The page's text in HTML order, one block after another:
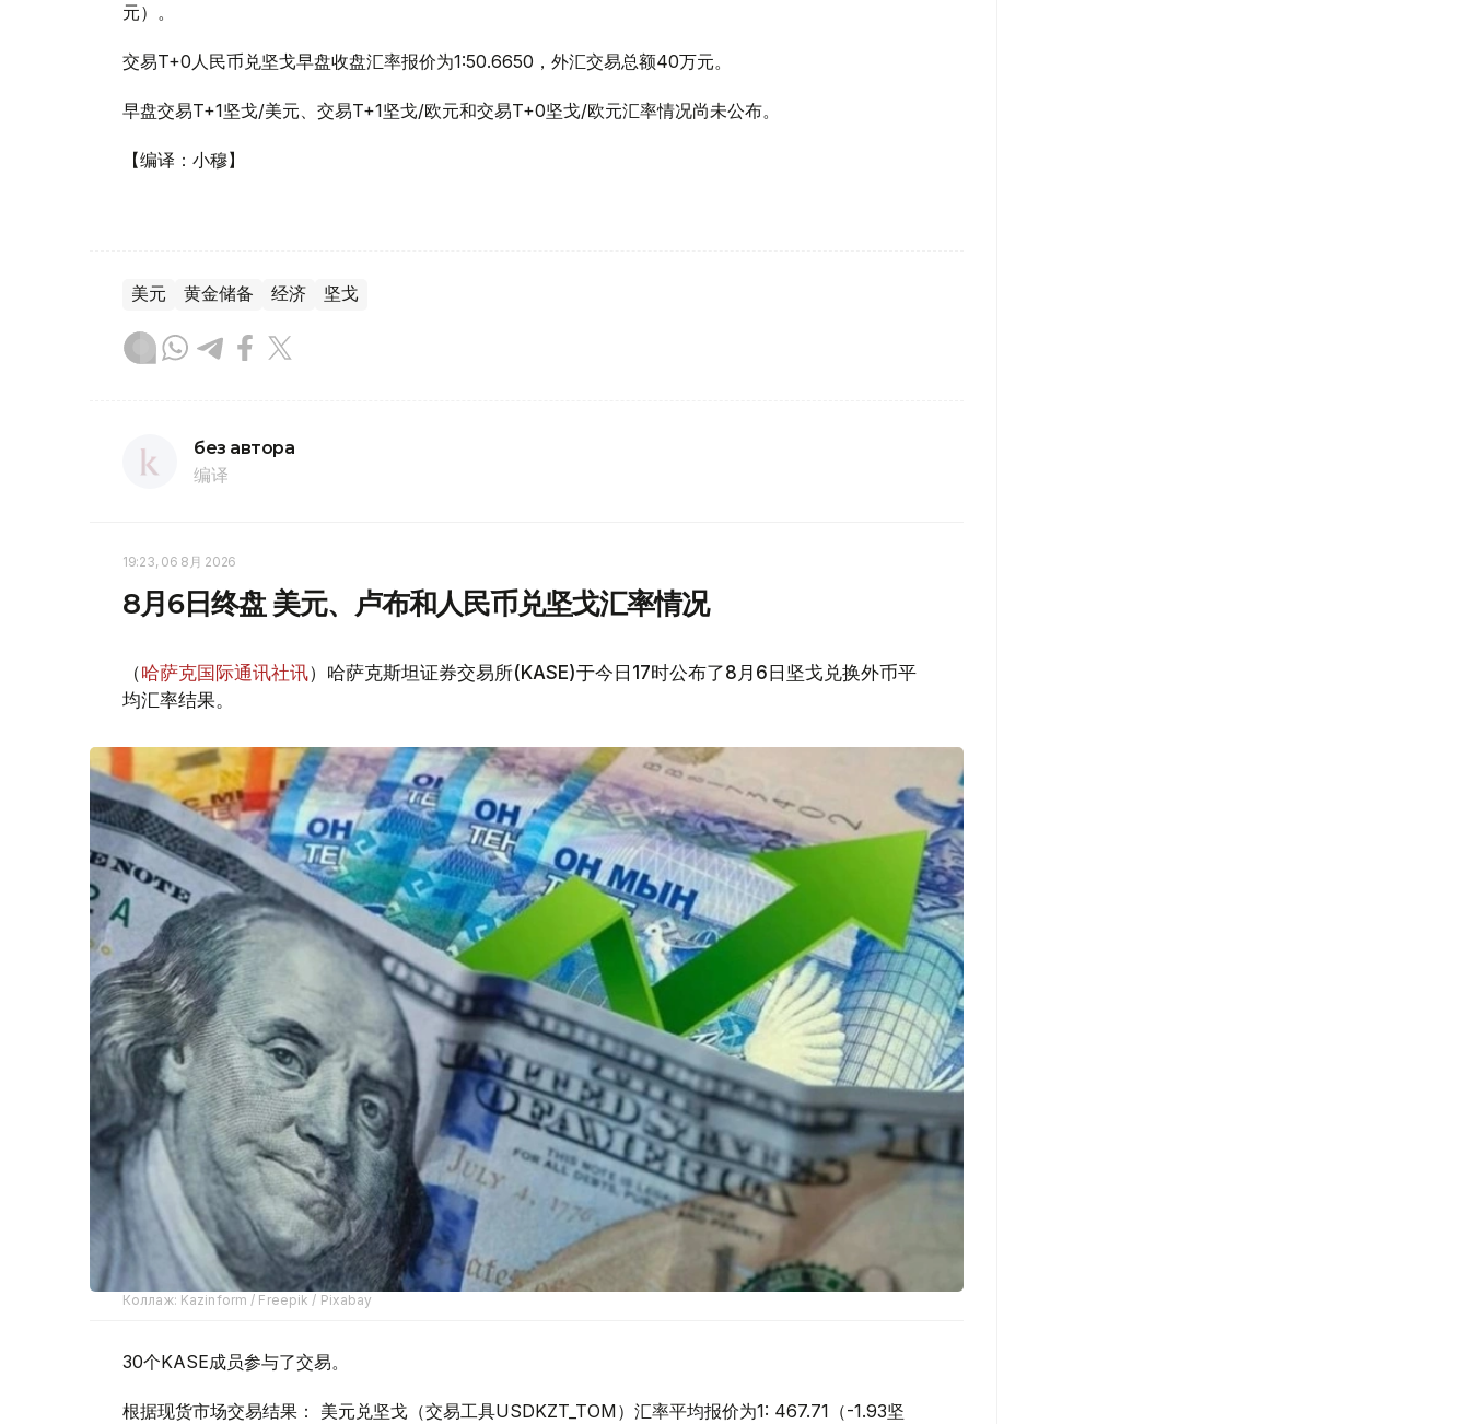
元）。
交易T+0人民币兑坚戈早盘收盘汇率报价为1:50.6650，外汇交易总额40万元。
早盘交易T+1坚戈/美元、交易T+1坚戈/欧元和交易T+0坚戈/欧元汇率情况尚未公布。
【编译：小穆】
美元 黄金储备 经济 坚戈
без автора
编译
19:23, 06 8月 2026
8月6日终盘 美元、卢布和人民币兑坚戈汇率情况
（哈萨克国际通讯社讯）哈萨克斯坦证券交易所(KASE)于今日17时公布了8月6日坚戈兑换外币平
均汇率结果。
Коллаж: Kazinform / Freepik / Pixabay
30个KASE成员参与了交易。
根据现货市场交易结果： 美元兑坚戈（交易工具USDKZT_TOM）汇率平均报价为1: 467.71（-1.93坚